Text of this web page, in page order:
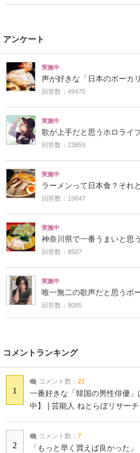
アンケート
実施中
声が好きな「日本のボーカ
回答数：49475
実施中
歌が上手だと思うホロライ
回答数：23859
実施中
ラーメンって日本食？それ
回答数：19647
実施中
神奈川県で一番うまいと思
回答数：8507
実施中
唯一無二の歌声だと思うボ
回答数：8085
コメントランキング
1
コメント数： 21
一番好きな「韓国の男性俳優
中】 | 芸能人 ねとらぼリサーチ
2
コメント数： 7
「もっと早く買えば良かった